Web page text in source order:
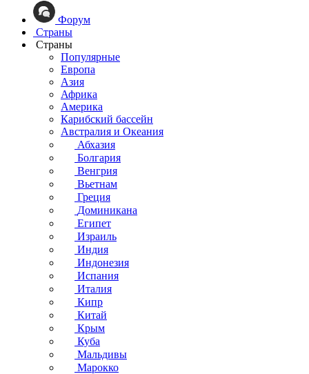
Форум
Страны
Страны
Популярные
Европа
Азия
Африка
Америка
Карибский бассейн
Австралия и Океания
Абхазия
Болгария
Венгрия
Вьетнам
Греция
Доминикана
Египет
Израиль
Индия
Индонезия
Испания
Италия
Кипр
Китай
Крым
Куба
Мальдивы
Марокко